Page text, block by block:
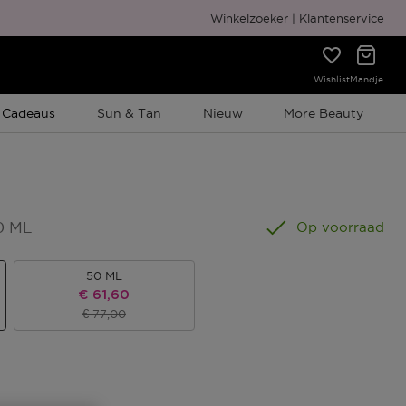
Gratis cadeauverpakking
Winkelzoeker Klantenservice
WishlistMandje
Sun & Tan Nieuw More Beauty
ML Op voorraad
50 ML
Kortingsprijs
€ 61,60
Productprijs
€ 77,00